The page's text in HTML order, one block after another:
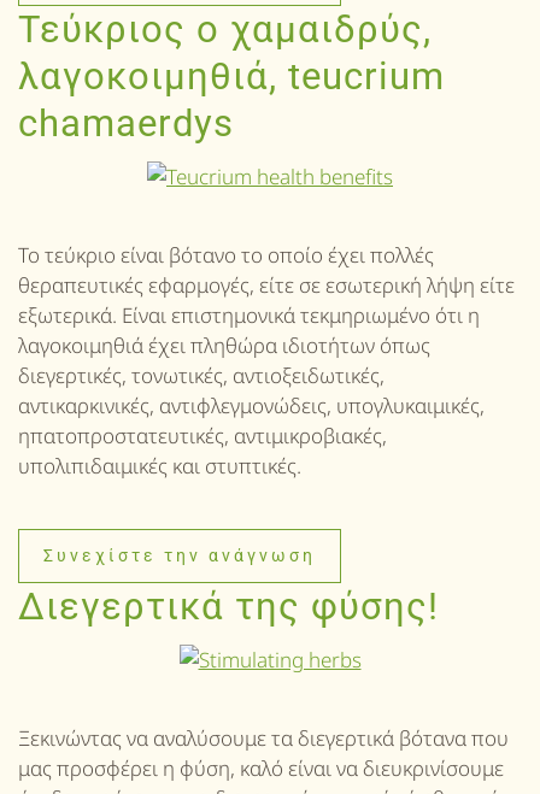
Τεύκριος ο χαμαιδρύς,
λαγοκοιμηθιά, teucrium
chamaerdys
Το τεύκριο είναι βότανο το οποίο έχει πολλές
θεραπευτικές εφαρμογές, είτε σε εσωτερική λήψη είτε
εξωτερικά. Είναι επιστημονικά τεκμηριωμένο ότι η
λαγοκοιμηθιά έχει πληθώρα ιδιοτήτων όπως
διεγερτικές, τονωτικές, αντιοξειδωτικές,
αντικαρκινικές, αντιφλεγμονώδεις, υπογλυκαιμικές,
ηπατοπροστατευτικές, αντιμικροβιακές,
υπολιπιδαιμικές και στυπτικές.
Συνεχίστε την ανάγνωση
Διεγερτικά της φύσης!
Ξεκινώντας να αναλύσουμε τα διεγερτικά βότανα που
μας προσφέρει η φύση, καλό είναι να διευκρινίσουμε